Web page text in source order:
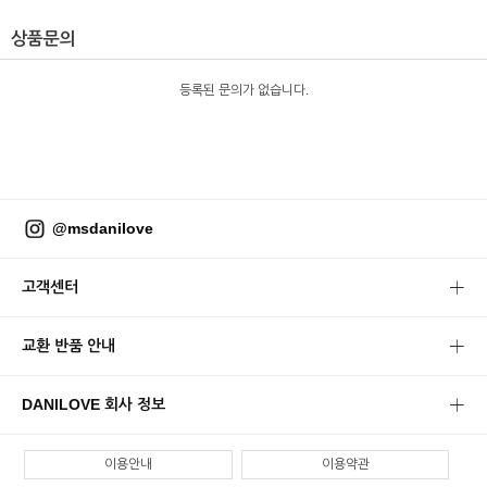
상품문의
등록된 문의가 없습니다.
@msdanilove
고객센터
교환 반품 안내
DANILOVE 회사 정보
이용안내 이용약관